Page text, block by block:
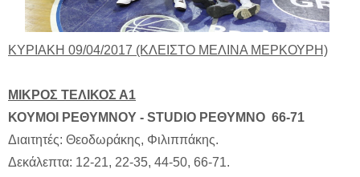
ΚΥΡΙΑΚΗ 09/04/2017 (ΚΛΕΙΣΤΟ ΜΕΛΙΝΑ ΜΕΡΚΟΥΡΗ)
ΜΙΚΡΟΣ ΤΕΛΙΚΟΣ Α1
ΚΟΥΜΟΙ ΡΕΘΥΜΝΟΥ - STUDIO ΡΕΘΥΜΝΟ 66-71
Διαιτητές: Θεοδωράκης, Φιλιππάκης.
Δεκάλεπτα: 12-21, 22-35, 44-50, 66-71.